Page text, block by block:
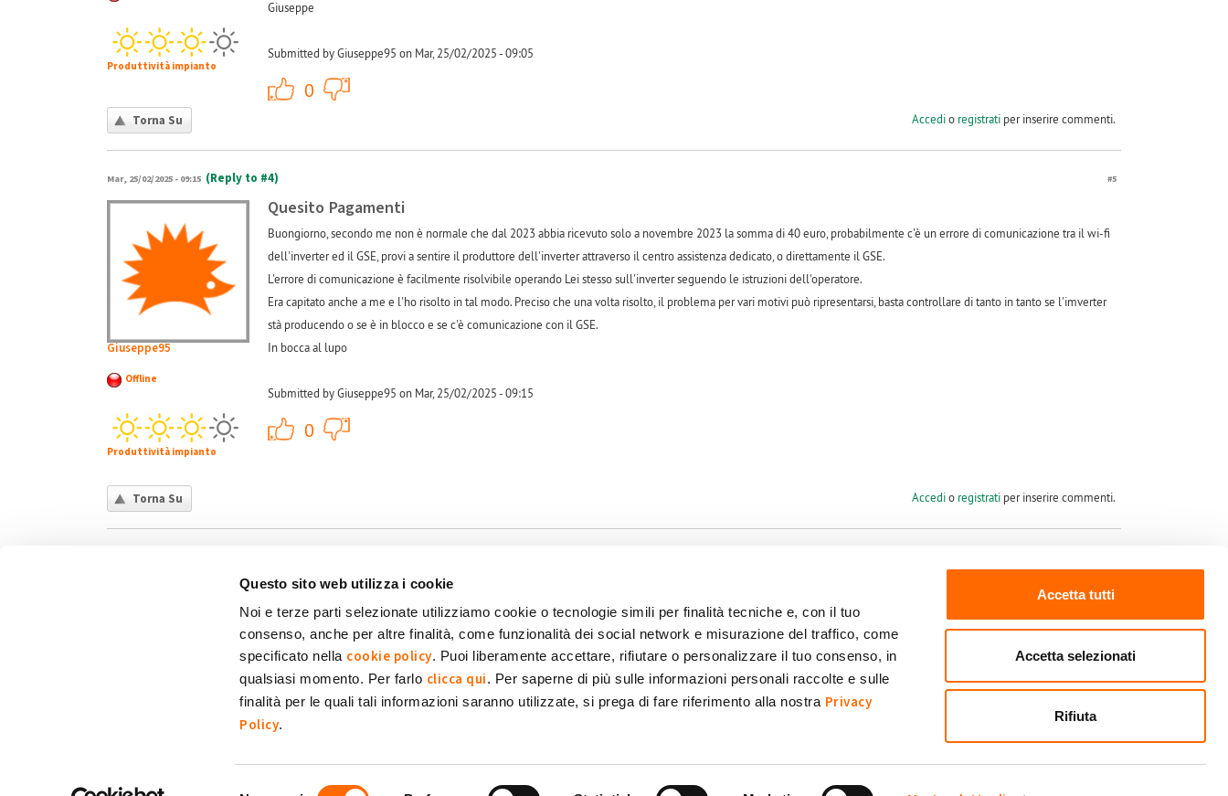
Questo sito web utilizza i cookie
Noi e terze parti selezionate utilizziamo cookie o tecnologie simili per finalità tecniche e, con il tuo
consenso, anche per altre finalità, come funzionalità dei social network e misurazione del traffico, come
specificato nella cookie policy. Puoi liberamente accettare, rifiutare o personalizzare il tuo consenso, in
qualsiasi momento. Per farlo clicca qui. Per saperne di più sulle informazioni personali raccolte e sulle
finalità per le quali tali informazioni saranno utilizzate, si prega di fare riferimento alla nostra Privacy
Policy.
Accetta tutti
Accetta selezionati
Rifiuta
Produttività impianto
Giuseppe
Submitted by Giuseppe95 on Mar, 25/02/2025 - 09:05
0
Torna Su Accedio registratiper inserire commenti.
Mar, 25/02/2025 - 09:15 (Reply to #4) #5
Giuseppe95
Offline
Produttività impianto
Quesito Pagamenti
Buongiorno, secondo me non è normale che dal 2023 abbia ricevuto solo a novembre 2023 la somma di 40 euro, probabilmente c'è un errore di comunicazione tra il wi-fi
dell'inverter ed il GSE, provi a sentire il produttore dell'inverter attraverso il centro assistenza dedicato, o direttamente il GSE.
L'errore di comunicazione è facilmente risolvibile operando Lei stesso sull'inverter seguendo le istruzioni dell'operatore.
Era capitato anche a me e l'ho risolto in tal modo. Preciso che una volta risolto, il problema per vari motivi può ripresentarsi, basta controllare di tanto in tanto se l'imverter
stà producendo o se è in blocco e se c'è comunicazione con il GSE.
In bocca al lupo
Submitted by Giuseppe95 on Mar, 25/02/2025 - 09:15
0
Torna Su Accedio registratiper inserire commenti.
Privacy policy Dichiarazione di accessibilità
My Solar Family è un marchio di Eni Plenitude SpA Società Benefit
Via Giovanni Lorenzini, 4
POWERED BY: